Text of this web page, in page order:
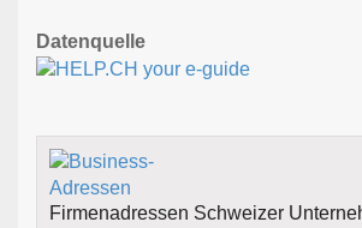
Datenquelle
Firmenadressen Schweizer